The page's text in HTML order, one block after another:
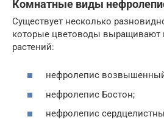
Комнатные виды
Существует несколько
которые цветоводы выращивают
растений:
нефролепис
нефролепис Бостон;
нефролепис